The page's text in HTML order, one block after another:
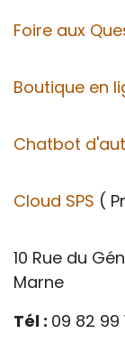
Foire aux
Boutique en
Chatbot
Cloud SPS (
10 Rue du
Marne
Tél : 09 82 99